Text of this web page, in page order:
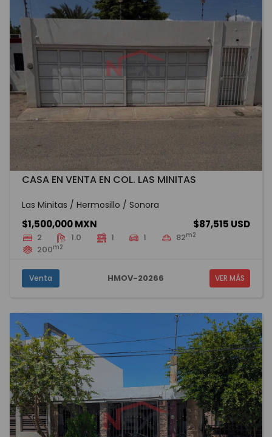
CASA EN VENTA EN COL. LAS MINITAS
Las Minitas / Hermosillo / Sonora
$1,500,000 MXN $87,515 USD
2 1.0 1 1 82m2
200m2
Venta HMOV-20266 VER MÁS